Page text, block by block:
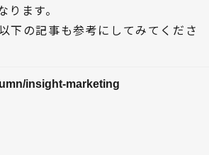
ます。
下の記事も参考にしてみてくださ
insight-marketing